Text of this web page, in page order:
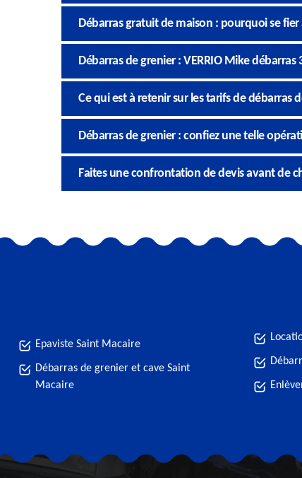
Débarras gratuit de maison : pourquoi se fier
Débarras de grenier : VERRIO Mike
Ce qui est à retenir sur les tarifs de débarras
Débarras de grenier : confiez une telle
Faites une confrontation de devis avant de
Epaviste Saint Macaire
Débarras de grenier et cave Saint
Macaire